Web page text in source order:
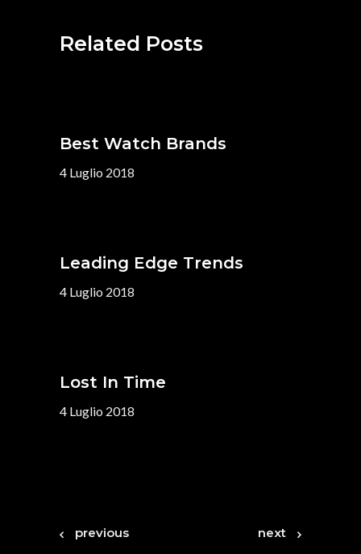
Related Posts
Best Watch Brands
4 Luglio 2018
Leading Edge Trends
4 Luglio 2018
Lost In Time
4 Luglio 2018
previous next